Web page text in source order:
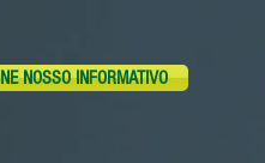
NOSSO INFORMATIVO